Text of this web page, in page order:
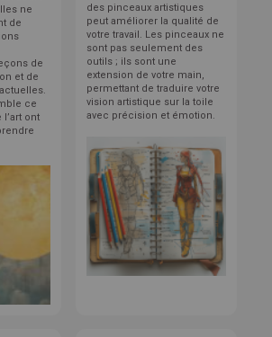
ne
de
de
et de
ce
ont
des pinceaux artistiques
peut améliorer la qualité de
votre travail. Les pinceaux ne
sont pas seulement des
outils ; ils sont une
extension de votre main,
permettant de traduire votre
vision artistique sur la toile
avec précision et émotion.